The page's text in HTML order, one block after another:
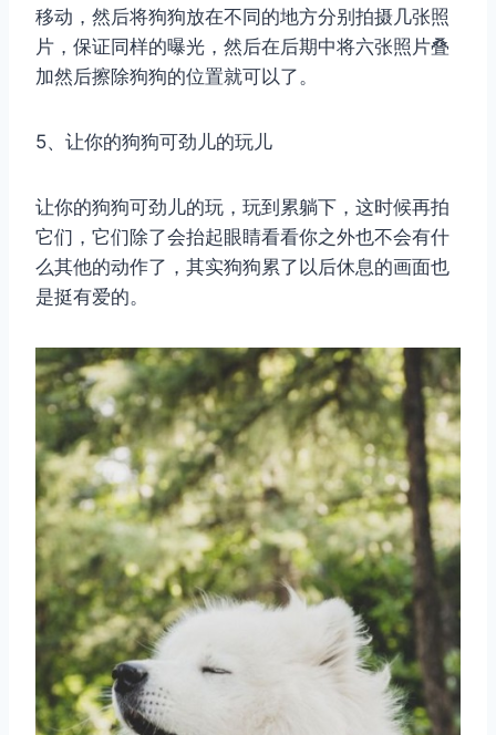
移动，然后将狗狗放在不同的地方分别拍摄几张照
片，保证同样的曝光，然后在后期中将六张照片叠
加然后擦除狗狗的位置就可以了。
5、让你的狗狗可劲儿的玩儿
让你的狗狗可劲儿的玩，玩到累躺下，这时候再拍
它们，它们除了会抬起眼睛看看你之外也不会有什
么其他的动作了，其实狗狗累了以后休息的画面也
是挺有爱的。